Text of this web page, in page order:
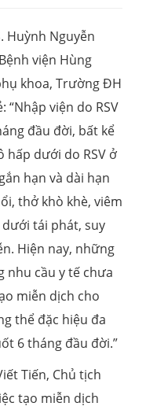
Huỳnh Nguyễn
viện Hùng
khoa, Trường ĐH
“Nhập viện do RSV
đầu đời, bất kể
dưới do RSV ở
hạn và dài hạn
thở khò khè, viêm
tái phát, suy
Hiện nay, những
nhu cầu y tế chưa
miễn dịch cho
thể đặc hiệu đa
6 tháng đầu đời.”
Tiến, Chủ tịch
tạo miễn dịch